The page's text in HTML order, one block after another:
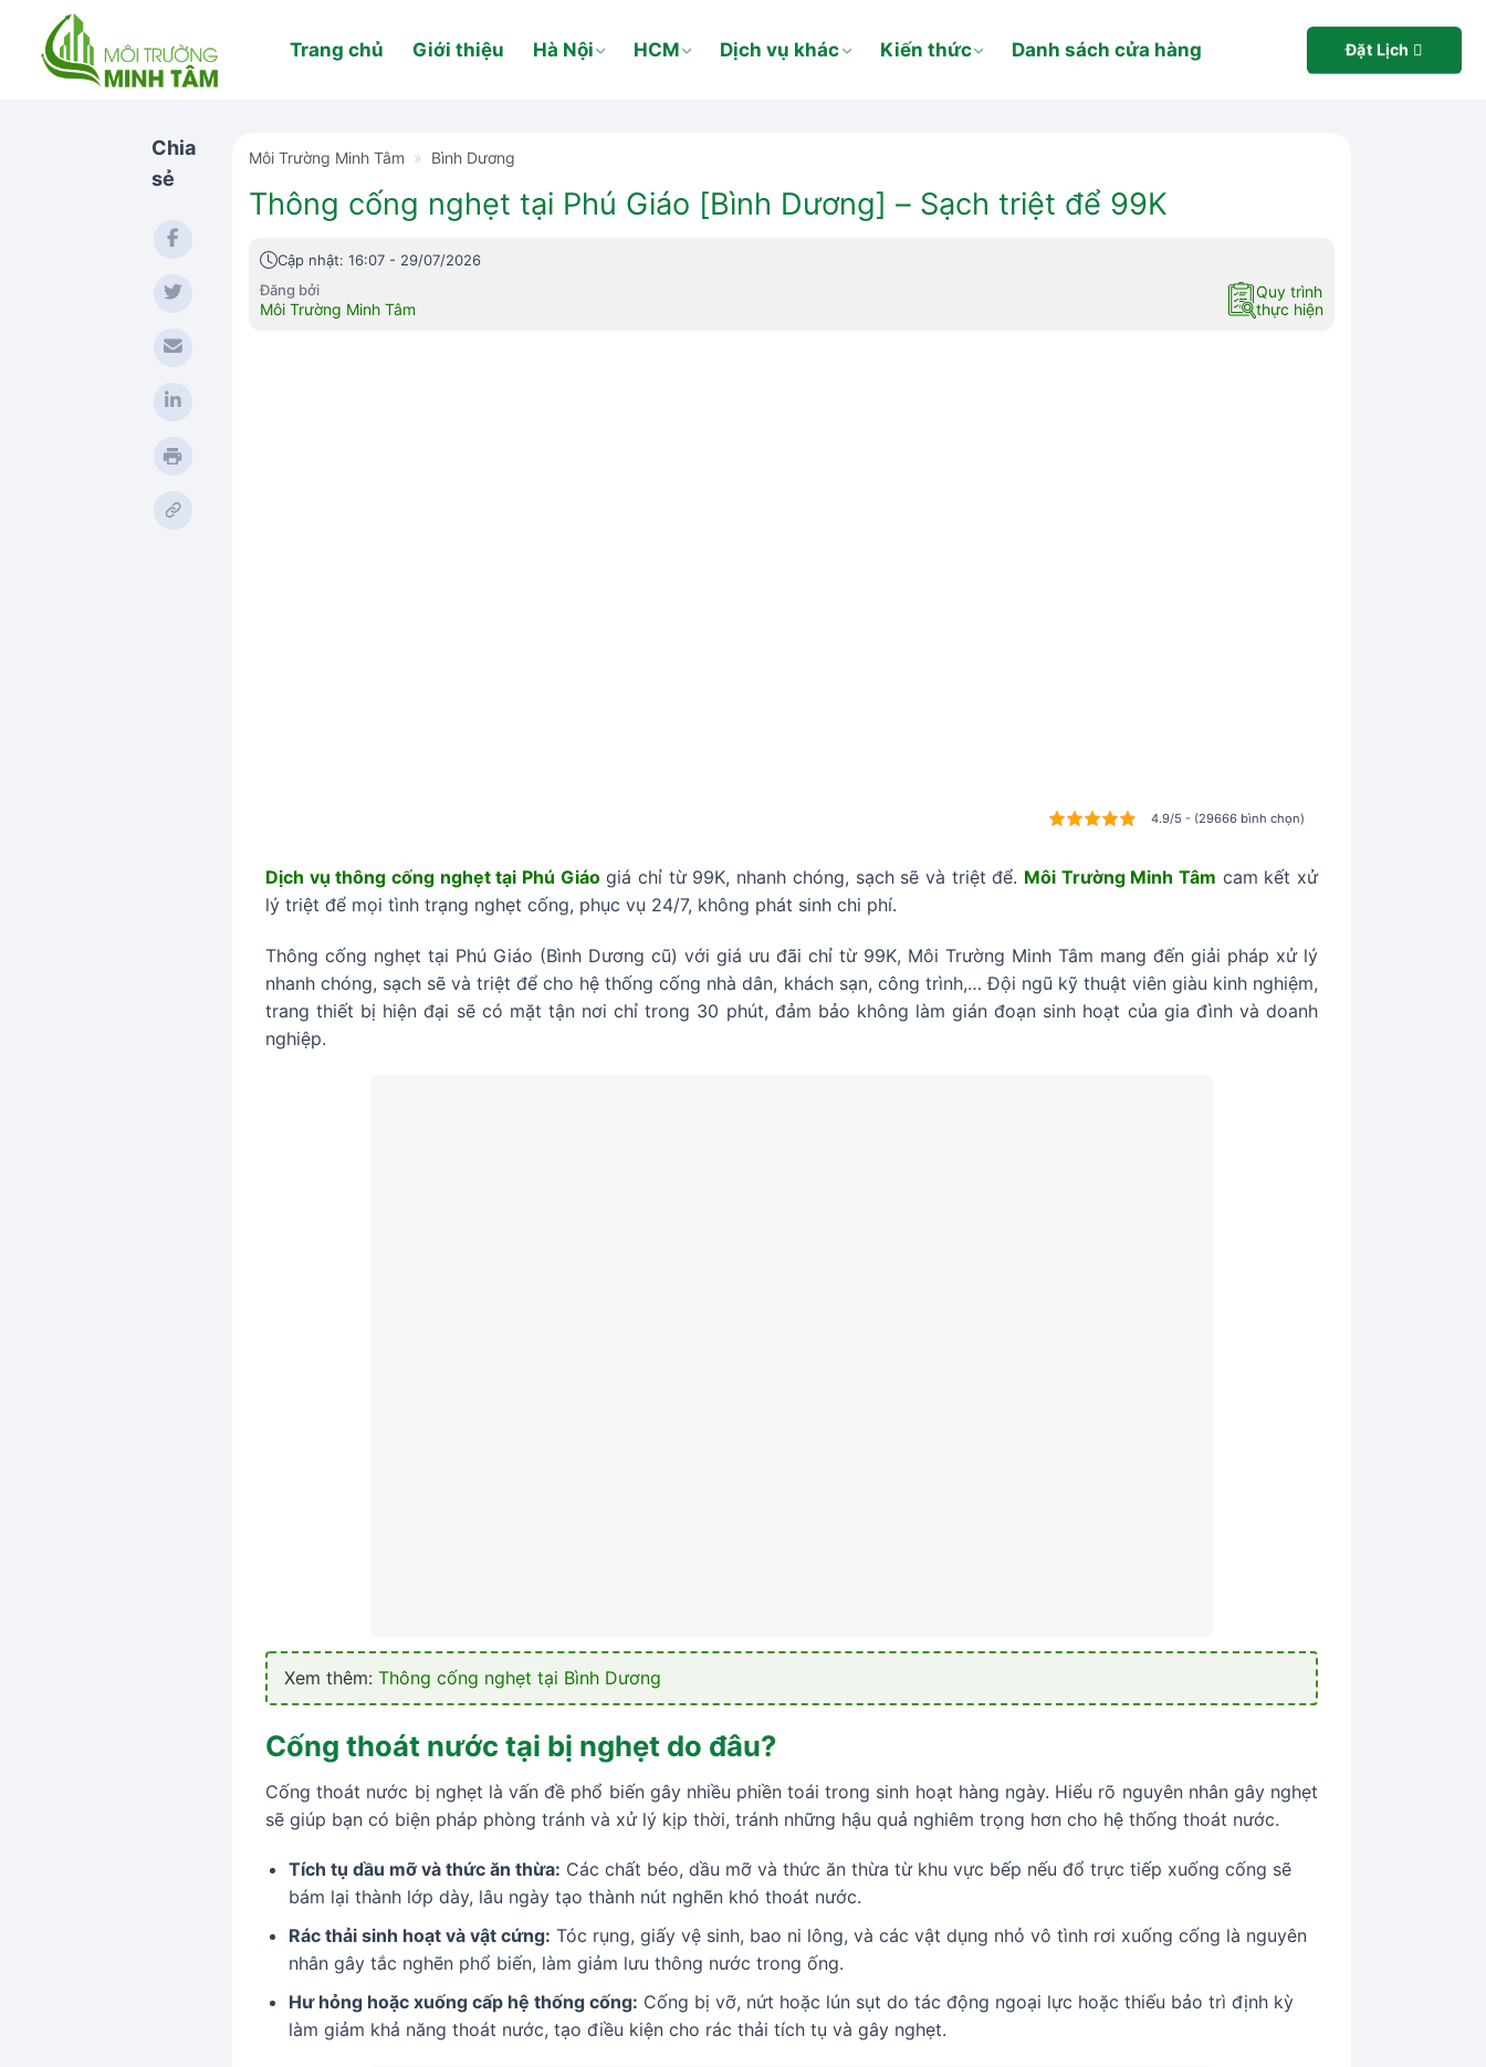
content
Trang chủ Giới thiệu Hà Nội HCM Dịch vụ khác Kiến thức Danh sách cửa hàng Đặt Lịch
Chia
sẻ
Môi Trường Minh Tâm » Bình Dương
Thông cống nghẹt tại Phú Giáo [Bình Dương] – Sạch triệt để 99K
Cập nhật: 16:07 - 29/07/2026
Đăng bởi
Môi Trường Minh Tâm
Quy trình
thực hiện
4.9/5 - (29666 bình chọn)
Dịch vụ thông cống nghẹt tại Phú Giáogiá chỉ từ 99K, nhanh chóng, sạch sẽ và triệt để. Môi Trường Minh Tâm cam kết xử
lý triệt để mọi tình trạng nghẹt cống, phục vụ 24/7, không phát sinh chi phí.
Thông cống nghẹt tại Phú Giáo (Bình Dương cũ) với giá ưu đãi chỉ từ 99K, Môi Trường Minh Tâm mang đến giải pháp xử lý
nhanh chóng, sạch sẽ và triệt để cho hệ thống cống nhà dân, khách sạn, công trình,… Đội ngũ kỹ thuật viên giàu kinh nghiệm,
trang thiết bị hiện đại sẽ có mặt tận nơi chỉ trong 30 phút, đảm bảo không làm gián đoạn sinh hoạt của gia đình và doanh
nghiệp.
Xem thêm: Thông cống nghẹt tại Bình Dương
Cống thoát nước tại bị nghẹt do đâu?
Cống thoát nước bị nghẹt là vấn đề phổ biến gây nhiều phiền toái trong sinh hoạt hàng ngày. Hiểu rõ nguyên nhân gây nghẹt
sẽ giúp bạn có biện pháp phòng tránh và xử lý kịp thời, tránh những hậu quả nghiêm trọng hơn cho hệ thống thoát nước.
Tích tụ dầu mỡ và thức ăn thừa: Các chất béo, dầu mỡ và thức ăn thừa từ khu vực bếp nếu đổ trực tiếp xuống cống sẽ
bám lại thành lớp dày, lâu ngày tạo thành nút nghẽn khó thoát nước.
Rác thải sinh hoạt và vật cứng: Tóc rụng, giấy vệ sinh, bao ni lông, và các vật dụng nhỏ vô tình rơi xuống cống là nguyên
nhân gây tắc nghẽn phổ biến, làm giảm lưu thông nước trong ống.
Hư hỏng hoặc xuống cấp hệ thống cống: Cống bị vỡ, nứt hoặc lún sụt do tác động ngoại lực hoặc thiếu bảo trì định kỳ
làm giảm khả năng thoát nước, tạo điều kiện cho rác thải tích tụ và gây nghẹt.